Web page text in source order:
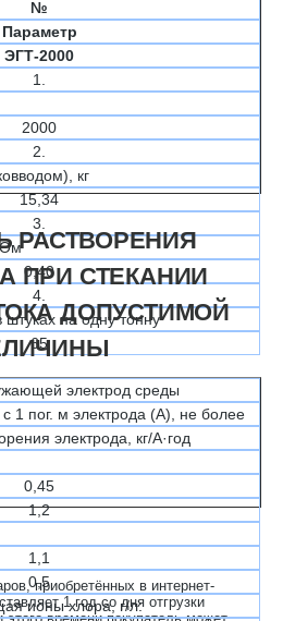
№
Параметр
ЭГТ-2000
1.
2000
2.
кг
15,34
3.
Ом
0,40
4.
штуках на одну тонну
65
РАСТВОРЕНИЯ
ПРИ СТЕКАНИИ
ДОПУСТИМОЙ
электрод среды
1 пог. м электрода (А), не более
электрода, кг/А·год
0,45
1,2
1,1
0,5
ионы хлора, г/л:
приобретённых в интернет-
1 год со дня отгрузки